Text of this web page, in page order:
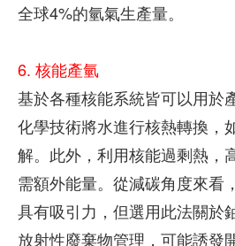
全球4%的氫氣生產量。
6. 核能產氫
基於各種核能系統皆可以用於
化學技術將水進行核熱轉換，
解。此外，利用核能過剩熱，
需額外能量。從減碳角度來看
具有吸引力，但選用此法關於
放射性廢棄物管理，可能誘發